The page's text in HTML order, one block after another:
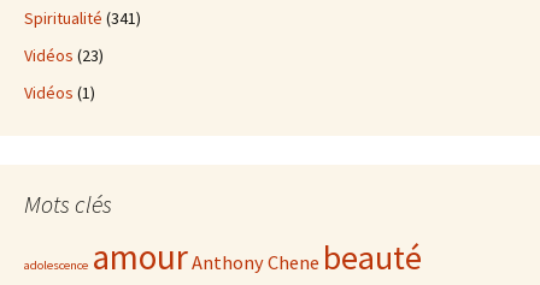
Spiritualité (341)
Vidéos (23)
Vidéos (1)
Mots clés
adolescence amourAnthony Chene beauté